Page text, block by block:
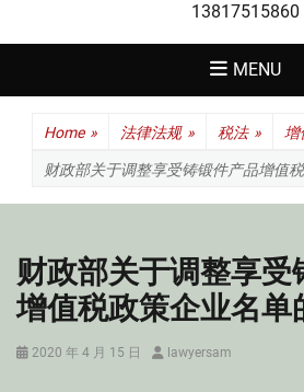
13817515860
MENU
Home » 法律法规 » 税法 » 增
财政部关于调整享受铸锻件产品增值
财政部关于调整享受
增值税政策企业名单
Posted
2020 年 4 月 15 日 Authorlawyersam